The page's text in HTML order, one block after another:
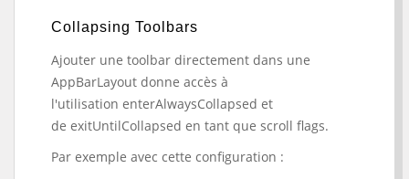
Collapsing Toolbars
Ajouter une toolbar directement dans une
AppBarLayout donne accès à
l'utilisation enterAlwaysCollapsed et
de exitUntilCollapsed en tant que scroll flags.
Par exemple avec cette configuration :